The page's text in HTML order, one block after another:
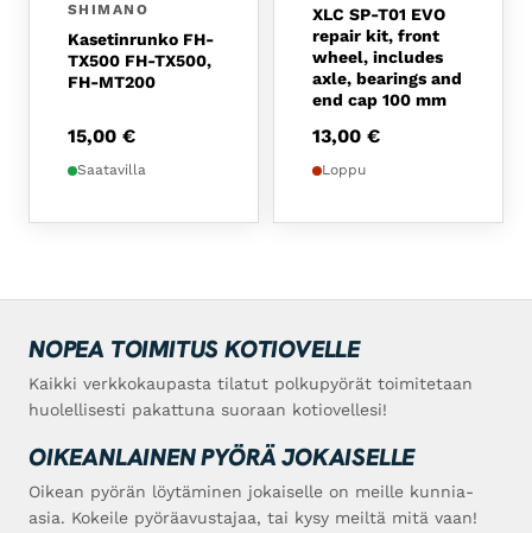
SHIMANO
Kasetinrunko FH-
TX500 FH-TX500,
FH-MT200
15,00 €
Saatavilla
XLC SP-T01 EVO
repair kit, front
wheel, includes
axle, bearings and
end cap 100 mm
13,00 €
Loppu
NOPEA TOIMITUS KOTIOVELLE
Kaikki verkkokaupasta tilatut polkupyörät toimitetaan
huolellisesti pakattuna suoraan kotiovellesi!
OIKEANLAINEN PYÖRÄ JOKAISELLE
Oikean pyörän löytäminen jokaiselle on meille kunnia-
asia. Kokeile pyöräavustajaa, tai kysy meiltä mitä vaan!